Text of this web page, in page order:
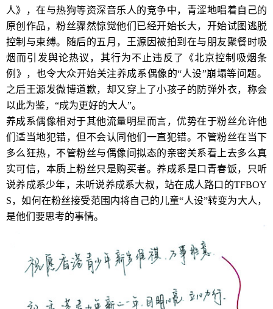
人》，在与热狗等资深音乐人的竞争中，青涩地唱着自己的
原创作品，粉丝骤然惊觉他们已经开始长大，开始试图逃脱
控制与束缚。随后的五月，王源因被拍到在与朋友聚餐时吸
烟而引发舆论热议，其行为不止违反了《北京控制吸烟条
例》，也令大众开始关注养成系偶像的“人设”崩塌等问题。
之后王源发微博道歉，却又穿上了小孩子的防弹外衣，称会
以此为鉴，“成为更好的大人”。
养成系偶像相对于其他流量明星而言，优势在于粉丝允许他
们适当地犯错，但不会认同他们一直犯错。不管粉丝在当下
多么狂热，不管粉丝与偶像间拟态的亲密关系看上去多么真
实可信，本质上粉丝只是购买者。养成系是口青春饭，只听
说养成系少年，未听说养成系大叔，站在成人路口的TFBOY
S，如何在粉丝接受范围内将自己的儿童“人设”转变为大人，
是他们要思考的事情。